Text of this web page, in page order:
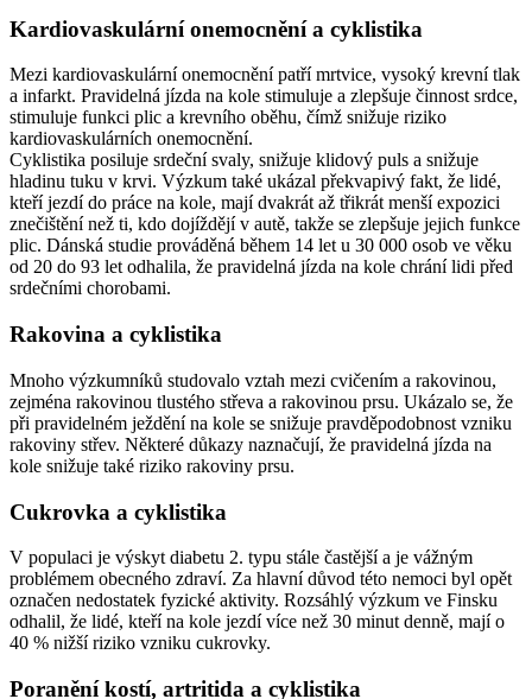
Kardiovaskulární onemocnění a cyklistika
Mezi kardiovaskulární onemocnění patří mrtvice, vysoký krevní tlak
a infarkt. Pravidelná jízda na kole stimuluje a zlepšuje činnost srdce,
stimuluje funkci plic a krevního oběhu, čímž snižuje riziko
kardiovaskulárních onemocnění.
Cyklistika posiluje srdeční svaly, snižuje klidový puls a snižuje
hladinu tuku v krvi. Výzkum také ukázal překvapivý fakt, že lidé,
kteří jezdí do práce na kole, mají dvakrát až třikrát menší expozici
znečištění než ti, kdo dojíždějí v autě, takže se zlepšuje jejich funkce
plic. Dánská studie prováděná během 14 let u 30 000 osob ve věku
od 20 do 93 let odhalila, že pravidelná jízda na kole chrání lidi před
srdečními chorobami.
Rakovina a cyklistika
Mnoho výzkumníků studovalo vztah mezi cvičením a rakovinou,
zejména rakovinou tlustého střeva a rakovinou prsu. Ukázalo se, že
při pravidelném ježdění na kole se snižuje pravděpodobnost vzniku
rakoviny střev. Některé důkazy naznačují, že pravidelná jízda na
kole snižuje také riziko rakoviny prsu.
Cukrovka a cyklistika
V populaci je výskyt diabetu 2. typu stále častější a je vážným
problémem obecného zdraví. Za hlavní důvod této nemoci byl opět
označen nedostatek fyzické aktivity. Rozsáhlý výzkum ve Finsku
odhalil, že lidé, kteří na kole jezdí více než 30 minut denně, mají o
40 % nižší riziko vzniku cukrovky.
Poranění kostí, artritida a cyklistika